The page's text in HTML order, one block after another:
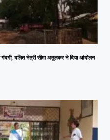
गंदगी, दलित नेत्री सीमा अतुलकर ने दिया आंदोलन